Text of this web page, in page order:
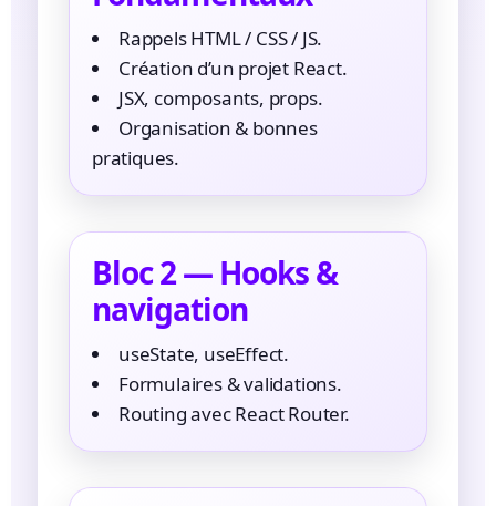
Rappels HTML / CSS / JS.
Création d’un projet React.
JSX, composants, props.
Organisation & bonnes
pratiques.
Bloc 2 — Hooks &
navigation
useState, useEffect.
Formulaires & validations.
Routing avec React Router.